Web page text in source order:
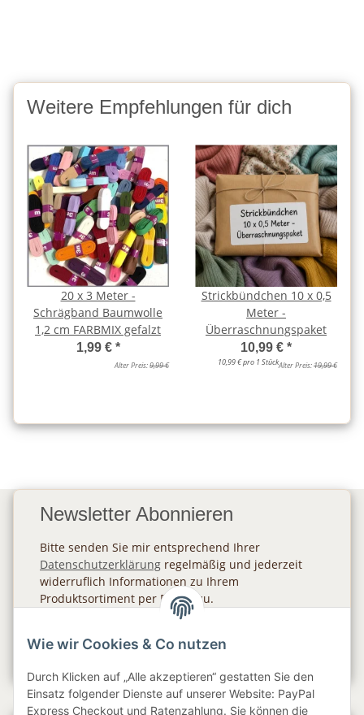
Weitere Empfehlungen für dich
20 x 3 Meter -
Schrägband Baumwolle
1,2 cm FARBMIX gefalzt
1,99 € *
Alter Preis:9,99 €
Strickbündchen 10 x 0,5
Meter -
Überraschnungspaket
10,99 € *
10,99 € pro 1 StückAlter Preis:19,99 €
Newsletter Abonnieren
Bitte senden Sie mir entsprechend Ihrer
Datenschutzerklärung regelmäßig und jederzeit
widerruflich Informationen zu Ihrem
Produktsortiment per E-Mail zu.
Wie wir Cookies & Co nutzen
Durch Klicken auf „Alle akzeptieren“ gestatten Sie den
Einsatz folgender Dienste auf unserer Website: PayPal
Express Checkout und Ratenzahlung. Sie können die